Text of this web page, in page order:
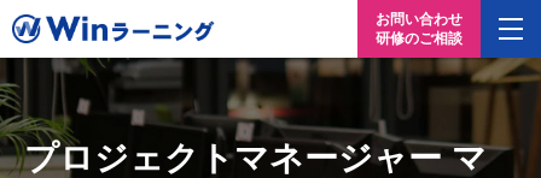
お問い合わせ
研修のご相談
プロジェクトマネージャー マ